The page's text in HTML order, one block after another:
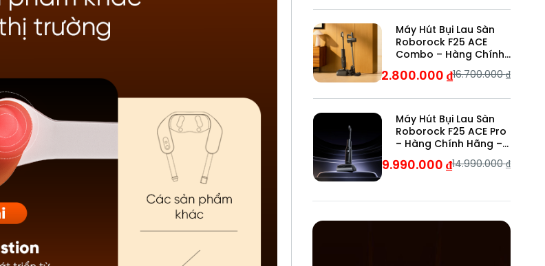
Máy Hút Bụi Lau Sàn
Roborock F25 ACE
Combo – Hàng Chính
Hãng – Bảo Hành 24
Tháng
16.700.000₫
12.800.000 ₫
Máy Hút Bụi Lau Sàn
Roborock F25 ACE Pro
– Hàng Chính Hãng –
Bảo Hành 24 Tháng
14.990.000₫
9.990.000 ₫